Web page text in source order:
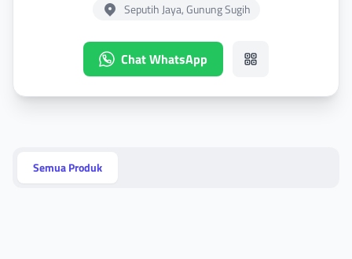
Seputih Jaya, Gunung Sugih
Chat WhatsApp
Semua Produk